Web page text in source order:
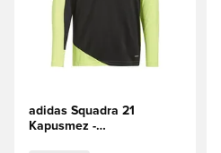
adidas Squadra 21
Kapusmez -